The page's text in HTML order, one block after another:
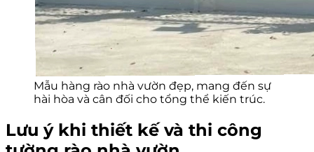
Mẫu hàng rào nhà vườn đẹp, mang đến sự
hài hòa và cân đối cho tổng thể kiến trúc.
Lưu ý khi thiết kế và thi công